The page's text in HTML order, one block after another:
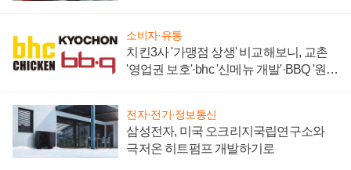
소비자·유통
치킨3사 '가맹점 상생' 비교해보니, 교촌
'영업권 보호'·bhc '신메뉴 개발'·BBQ '원가
전자·전기·정보통신
삼성전자, 미국 오크리지국립연구소와
극저온 히트펌프 개발하기로